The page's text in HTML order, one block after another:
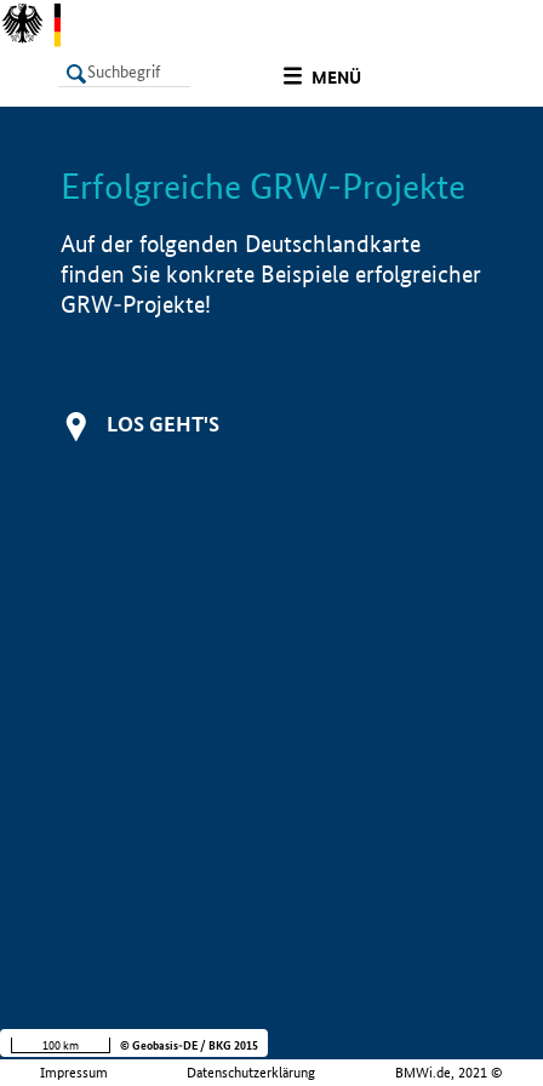
MENÜ
LISTE Info
Erfolgreiche GRW-Projekte
Auf der folgenden Deutschlandkarte
finden Sie konkrete Beispiele erfolgreicher
GRW-Projekte!
LOS GEHT'S
Impressum Datenschutzerklärung BMWi.de, 2021 ©
100 km © Geobasis-DE / BKG 2015